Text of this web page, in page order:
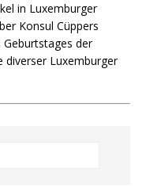
in Luxemburger
Konsul Cüppers
der
diverser Luxemburger